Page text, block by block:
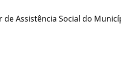
Assistência Social do